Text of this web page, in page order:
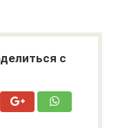
с